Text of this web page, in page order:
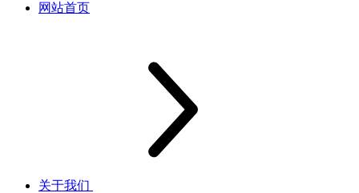
网站首页
关于我们